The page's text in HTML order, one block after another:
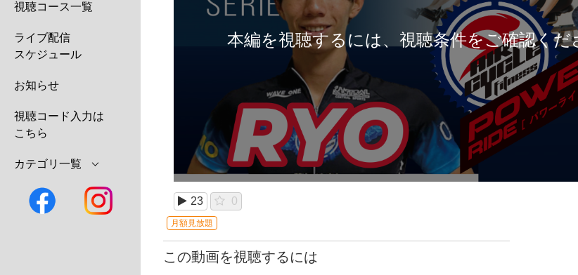
視聴コース一覧
ライブ配信
スケジュール
お知らせ
視聴コード入力は
こちら
カテゴリ一覧
本編を視聴するには、視聴条件をご確認くだ
23 0
月額見放題
この動画を視聴するには